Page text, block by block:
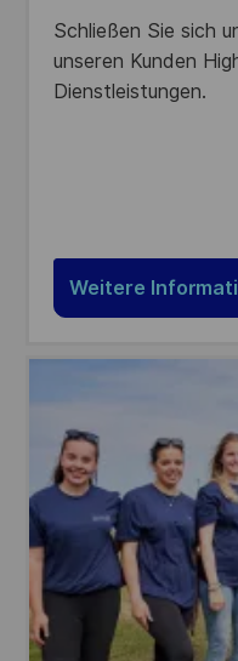
Schließen Sie sich
unseren Kunden
Dienstleistungen.
Weitere